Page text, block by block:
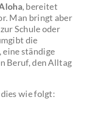
, bereitet
Man bringt aber
Schule oder
die
, eine ständige
Beruf, den Alltag
wie folgt: